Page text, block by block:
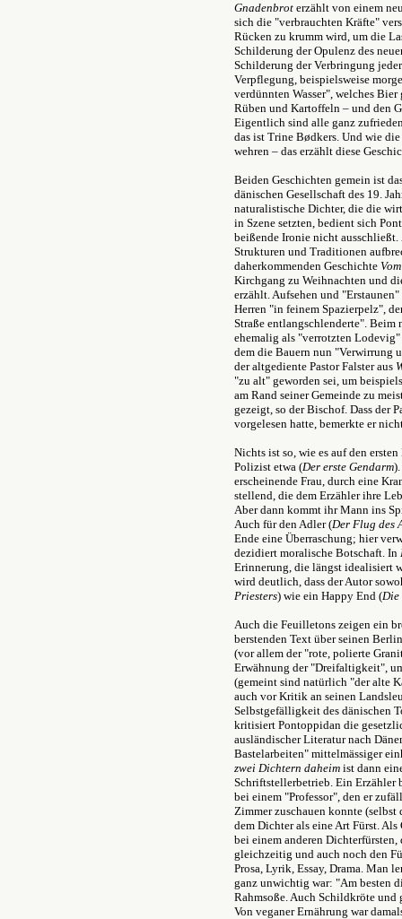
Gnadenbrot erzählt von einem
sich die "verbrauchten Kräfte"
Rücken zu krumm wird, um die
Schilderung der Opulenz des
Schilderung der Verbringung
Verpflegung, beispielsweise
verdünnten Wasser", welches
Rüben und Kartoffeln – und den
Eigentlich sind alle ganz
das ist Trine Bødkers. Und wie
wehren – das erzählt diese
Beiden Geschichten gemein ist
dänischen Gesellschaft des 19.
naturalistische Dichter, die die
in Szene setzten, bedient sich
beißende Ironie nicht
Strukturen und Traditionen
daherkommenden Geschichte
Kirchgang zu Weihnachten und
erzählt. Aufsehen und
Herren "in feinem Spazierpelz",
Straße entlangschlenderte". Beim
ehemalig als "verrotzten
dem die Bauern nun "Verwirrung
der altgediente Pastor Falster aus
"zu alt" geworden sei, um
am Rand seiner Gemeinde zu
gezeigt, so der Bischof. Dass der
vorgelesen hatte, bemerkte er
Nichts ist so, wie es auf den
Polizist etwa (Der erste Gendarm
erscheinende Frau, durch eine
stellend, die dem Erzähler ihre
Aber dann kommt ihr Mann ins
Auch für den Adler (Der Flug des
Ende eine Überraschung; hier
dezidiert moralische Botschaft. In
Erinnerung, die längst idealisiert
wird deutlich, dass der Autor
Priesters) wie ein Happy End (Die
Auch die Feuilletons zeigen ein
berstenden Text über seinen
(vor allem der "rote, polierte
Erwähnung der "Dreifaltigkeit",
(gemeint sind natürlich "der alte
auch vor Kritik an seinen
Selbstgefälligkeit des dänischen
kritisiert Pontoppidan die
ausländischer Literatur nach
Bastelarbeiten" mittelmässiger
zwei Dichtern daheim ist dann
Schriftstellerbetrieb. Ein Erzähler
bei einem "Professor", den er
Zimmer zuschauen konnte (selbst
dem Dichter als eine Art Fürst.
bei einem anderen
gleichzeitig und auch noch den
Prosa, Lyrik, Essay, Drama. Man
ganz unwichtig war: "Am besten
Rahmsoße. Auch Schildkröte
Von veganer Ernährung war